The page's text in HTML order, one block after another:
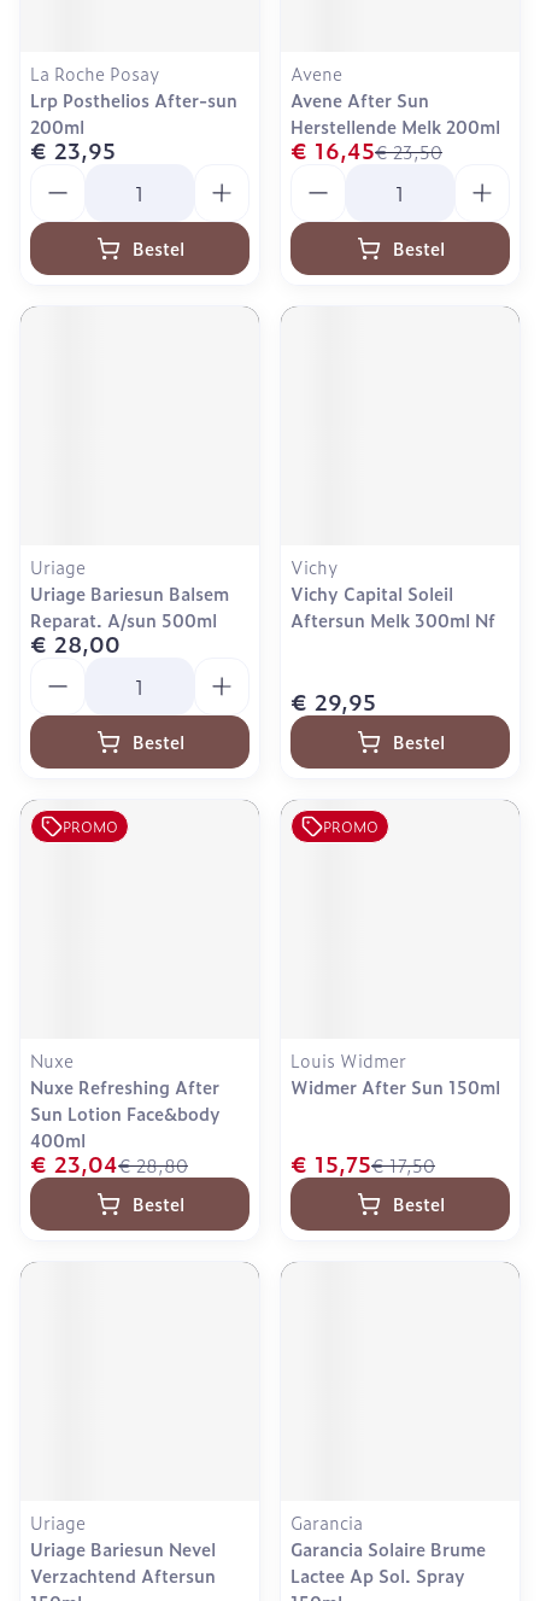
La Roche Posay
Lrp Posthelios After-sun
200ml
€ 23,95
Bestel
Avene
Avene After Sun
Herstellende Melk 200ml
€ 23,50
€ 16,45
Bestel
Uriage
Uriage Bariesun Balsem
Reparat. A/sun 500ml
€ 28,00
Bestel
Vichy
Vichy Capital Soleil
Aftersun Melk 300ml Nf
€ 29,95
Bestel
PROMO
Nuxe
Nuxe Refreshing After
Sun Lotion Face&body
400ml
€ 28,80
€ 23,04
Bestel
PROMO
Louis Widmer
Widmer After Sun 150ml
€ 17,50
€ 15,75
Bestel
Uriage
Uriage Bariesun Nevel
Verzachtend Aftersun
Garancia
Garancia Solaire Brume
Lactee Ap Sol. Spray